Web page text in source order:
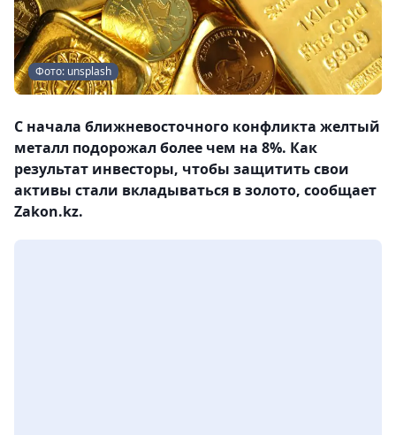
Фото: unsplash
С начала ближневосточного конфликта желтый
металл подорожал более чем на 8%. Как
результат инвесторы, чтобы защитить свои
активы стали вкладываться в золото, сообщает
Zakon.kz.